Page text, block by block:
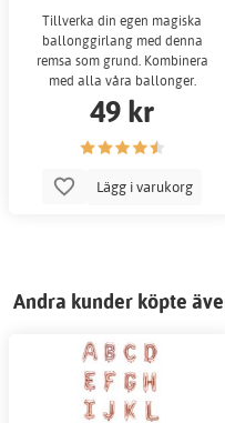
Tillverka din egen magiska
ballonggirlang med denna
remsa som grund. Kombinera
med alla våra ballonger.
49 kr
Lägg i varukorg
Andra kunder köpte